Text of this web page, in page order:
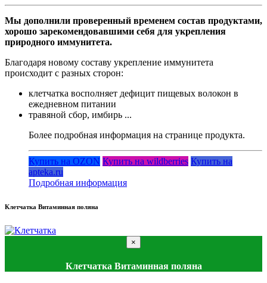
Мы дополнили проверенный временем состав продуктами,
хорошо зарекомендовавшими себя для укрепления
природного иммунитета.
Благодаря новому составу укрепление иммунитета
происходит с разных сторон:
клетчатка восполняет дефицит пищевых волокон в
ежедневном питании
травяной сбор, имбирь ...
Более подробная информация на странице продукта.
Купить на OZON Купить на wildberries Купить на
apteka.ru
Подробная информация
Клетчатка Витаминная поляна
×
Клетчатка Витаминная поляна